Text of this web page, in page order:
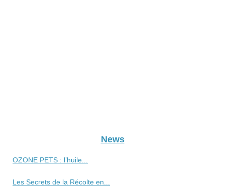
News
OZONE PETS : l’huile...
Les Secrets de la Récolte en...